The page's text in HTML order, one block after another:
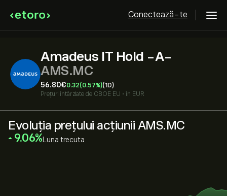
Conectează-te
Amadeus IT Hold -A-
AMS.MC
56.80‎€‎0.32(0.57%)(1D)
Prețuri întârziate de CBOE EU • în EUR
Evoluția prețului acțiunii AMS.MC
‎9.06‎ Luna trecuta